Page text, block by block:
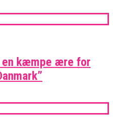
en kæmpe ære for